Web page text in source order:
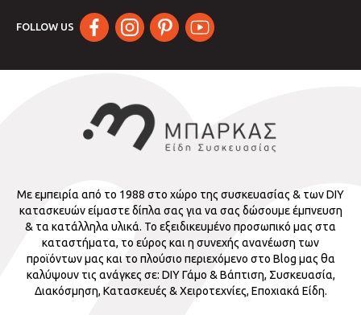
FOLLOW US
Με εμπειρία από το 1988 στο χώρο της συσκευασίας & των DIY
κατασκευών είμαστε δίπλα σας για να σας δώσουμε έμπνευση
& τα κατάλληλα υλικά. Το εξειδικευμένο προσωπικό μας στα
καταστήματα, το εύρος και η συνεχής ανανέωση των
προϊόντων μας και το πλούσιο περιεχόμενο στο Blog μας θα
καλύψουν τις ανάγκες σε: DIY Γάμο & Βάπτιση, Συσκευασία,
Διακόσμηση, Κατασκευές & Χειροτεχνίες, Εποχιακά Είδη.